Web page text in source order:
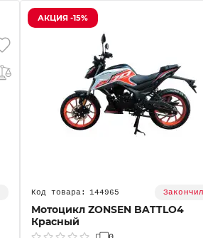
АКЦИЯ -15%
144965
Мотоцикл ZONSEN BATTLO4
Красный